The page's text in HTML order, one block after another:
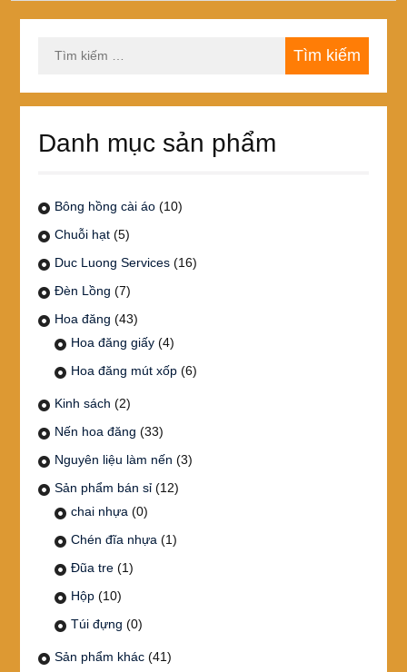
chọn
sản
kiếm
Danh mục sản phẩm
Bông hồng cài áo (10)
Chuỗi hạt (5)
Duc Luong Services (16)
Đèn Lồng (7)
Hoa đăng (43)
Hoa đăng giấy (4)
Hoa đăng mút xốp (6)
Kinh sách (2)
Nến hoa đăng (33)
Nguyên liệu làm nến (3)
Sản phẩm bán sỉ (12)
chai nhựa (0)
Chén đĩa nhựa (1)
Đũa tre (1)
Hộp (10)
Túi đựng (0)
Sản phẩm khác (41)